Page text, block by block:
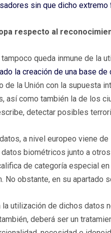
sin que dicho
respecto al
tampoco queda inmune de la
la creación de una base
de la Unión con la supuesta
así como también la de los
detectar posibles
a nivel europeo viene
biométricos junto a
de categoría especial
No obstante, en su apartado
la utilización de dichos datos
deberá ser un